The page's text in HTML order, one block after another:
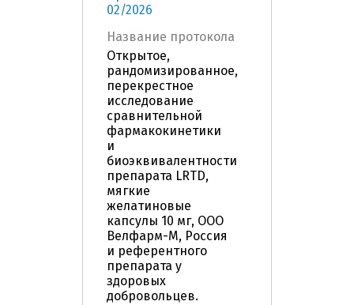
02/2026
Название протокола
Открытое,
рандомизированное,
перекрестное
исследование
сравнительной
фармакокинетики
и
биоэквивалентности
препарата LRTD,
мягкие
желатиновые
капсулы 10 мг, ООО
Велфарм-М, Россия
и референтного
препарата у
здоровых
добровольцев.